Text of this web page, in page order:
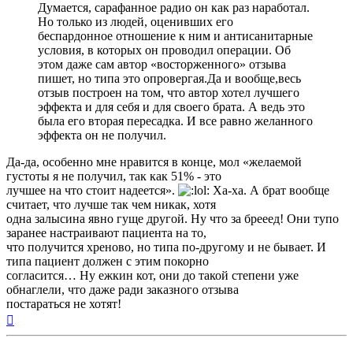
Думается, сарафанное радио он как раз наработал.
Но только из людей, оценивших его
беспардонное отношение к ним и антисанитарные
условия, в которых он проводил операции. Об
этом даже сам автор «восторженного» отзыва
пишет, но типа это опровергая.Да и вообще,весь
отзыв построен на том, что автор хотел лучшего
эффекта и для себя и для своего брата. А ведь это
была его вторая пересадка. И все равно желанного
эффекта он не получил.
Да-да, особенно мне нравится в конце, мол «желаемой
густоты я не получил, так как 51% - это
лучшее на что стоит надеется».
Ха-ха. А брат вообще
считает, что лучше так чем никак, хотя
одна залысина явно гуще другой. Ну что за брееед! Они тупо
заранее настраивают пациента на то,
что получится хреново, но типа по-другому и не бывает. И
типа пациент должен с этим покорно
согласится… Ну ежкин кот, они до такой степени уже
обнаглели, что даже ради заказного отзыва
постараться не хотят!